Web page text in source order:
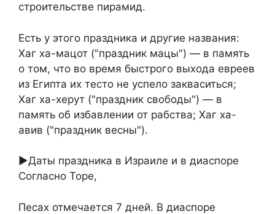
строительстве пирамид.
Есть у этого праздника и другие названия:
Хаг ха-мацот ("праздник мацы") — в память
о том, что во время быстрого выхода евреев
из Египта их тесто не успело закваситься;
Хаг ха-херут ("праздник свободы") — в
память об избавлении от рабства; Хаг ха-
авив ("праздник весны").
►Даты праздника в Израиле и в диаспоре
Согласно Торе,
Песах отмечается 7 дней. В диаспоре